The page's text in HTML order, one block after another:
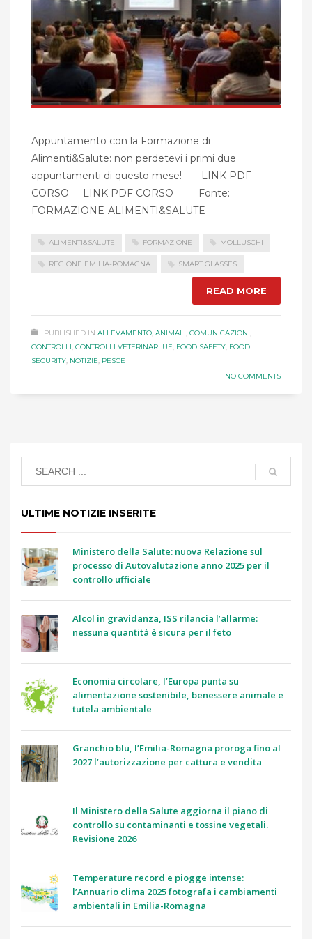
Appuntamento con la Formazione di
Alimenti&Salute: non perdetevi i primi due
appuntamenti di questo mese! LINK PDF
CORSO LINK PDF CORSO Fonte:
FORMAZIONE-ALIMENTI&SALUTE
ALIMENTI&SALUTE FORMAZIONE MOLLUSCHI
REGIONE EMILIA-ROMAGNA SMART GLASSES
READ MORE
PUBLISHED IN ALLEVAMENTO, ANIMALI, COMUNICAZIONI,
CONTROLLI, CONTROLLI VETERINARI UE, FOOD SAFETY, FOOD
SECURITY, NOTIZIE, PESCE
NO COMMENTS
ULTIME NOTIZIE INSERITE
Ministero della Salute: nuova Relazione sul
processo di Autovalutazione anno 2025 per il
controllo ufficiale
Alcol in gravidanza, ISS rilancia l’allarme:
nessuna quantità è sicura per il feto
Economia circolare, l’Europa punta su
alimentazione sostenibile, benessere animale e
tutela ambientale
Granchio blu, l’Emilia-Romagna proroga fino al
2027 l’autorizzazione per cattura e vendita
Il Ministero della Salute aggiorna il piano di
controllo su contaminanti e tossine vegetali.
Revisione 2026
Temperature record e piogge intense:
l’Annuario clima 2025 fotografa i cambiamenti
ambientali in Emilia-Romagna